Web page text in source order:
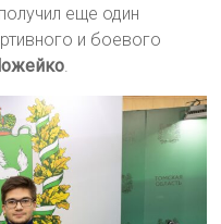
еще один
и боевого
.